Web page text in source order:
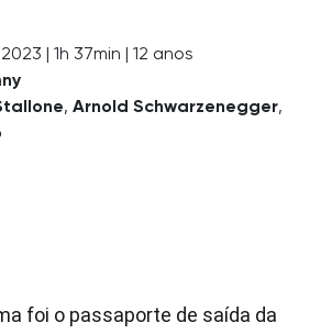
1h 37min
12 anos
, Arnold Schwarzenegger,
foi o passaporte de saída da